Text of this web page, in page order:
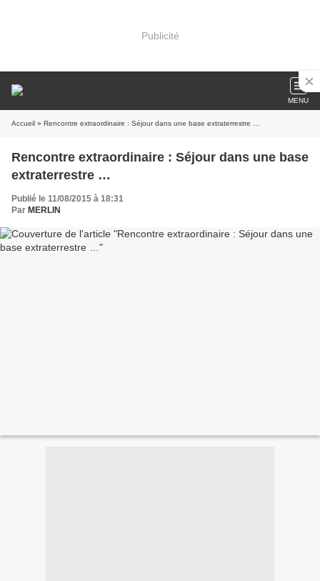
Publicité
MENU
Accueil » Rencontre extraordinaire : Séjour dans une base extraterrestre …
Rencontre extraordinaire : Séjour dans une base
extraterrestre …
Publié le 11/08/2015 à 18:31
Par MERLIN